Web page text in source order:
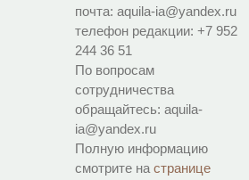
почта: aquila-ia@yandex.ru
телефон редакции: +7 952
244 36 51
По вопросам
сотрудничества
обращайтесь: aquila-
ia@yandex.ru
Полную информацию
смотрите на странице